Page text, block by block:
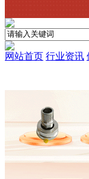
网站首页 行业资讯